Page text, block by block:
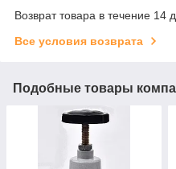
Возврат товара в течение 14
Все условия возврата
Подобные товары